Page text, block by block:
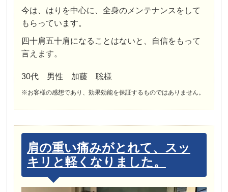
今は、はりを中心に、全身のメンテナンスをして
もらっています。
四十肩五十肩になることはないと、自信をもって
言えます。
30代 男性 加藤 聡様
※お客様の感想であり、効果効能を保証するものではありません。
肩の重い痛みがとれて、スッ
キリと軽くなりました。